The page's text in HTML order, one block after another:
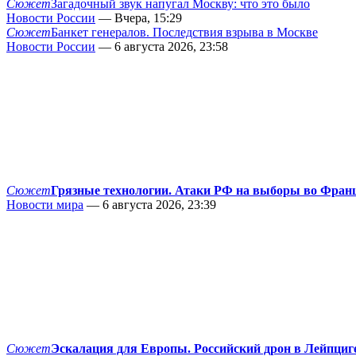
СюжетЗагадочный звук напугал Москву: что это было
Новости России — Вчера, 15:29
СюжетБанкет генералов. Последствия взрыва в Москве
Новости России — 6 августа 2026, 23:58
СюжетГрязные технологии. Атаки РФ на выборы во
Новости мира — 6 августа 2026, 23:39
СюжетЭскалация для Европы. Российский дрон в